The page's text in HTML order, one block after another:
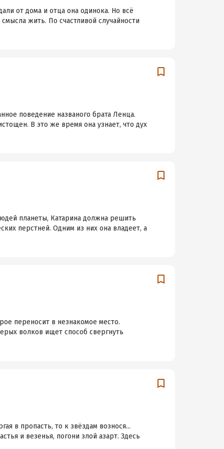
от дома и отца она одинока. Но всё
жить. По счастливой случайности
поведение названого брата Ленца.
В это же время она узнает, что дух
планеты, Катарина должна решить
перстней. Одним из них она владеет, а
переносит в незнакомое место.
волков ищет способ свергнуть
в пропасть, то к звёздам вознося...
и везенья, погони злой азарт. Здесь